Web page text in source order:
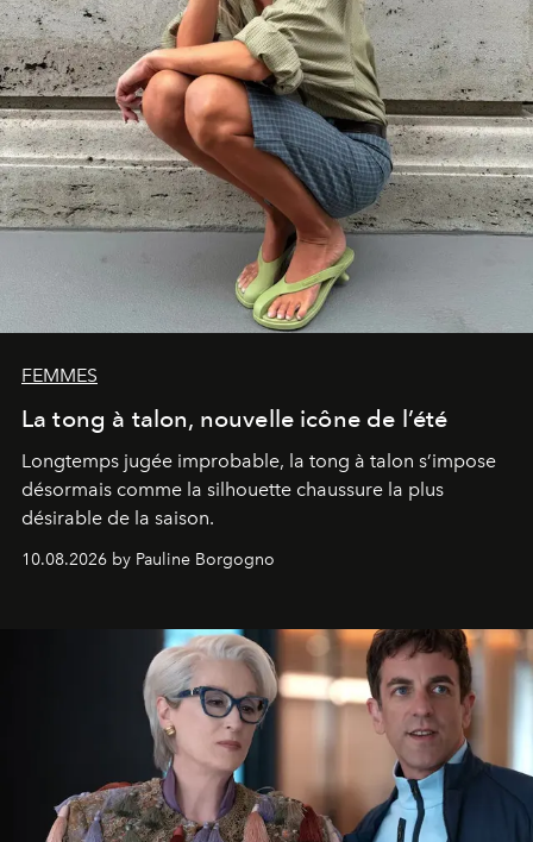
FEMMES
La tong à talon, nouvelle icône de l’été
Longtemps jugée improbable, la tong à talon s’impose
désormais comme la silhouette chaussure la plus
désirable de la saison.
10.08.2026 by Pauline Borgogno